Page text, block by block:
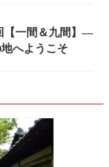
【一間＆九間】―
へようこそ